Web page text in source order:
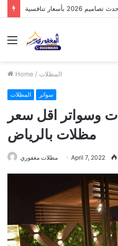
بأسعار تنافسية
Menu
Home / المظلات
المظلات سواتر
وسواتر اقل سعر
مظلات بالرياض
مظلات مغفوري April 7, 2022